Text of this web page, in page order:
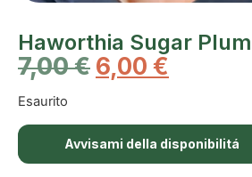
Haworthia Sugar Plum
7,00€ 6,00 €
Esaurito
Avvisami della disponibilitá